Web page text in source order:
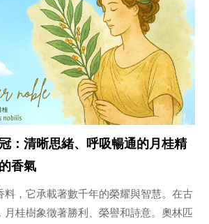
：清晰思緒、呼吸暢通的月桂精
香氣
料，它承載著數千年的榮耀與智慧。在古
月桂樹象徵著勝利、榮譽和詩意。奧林匹